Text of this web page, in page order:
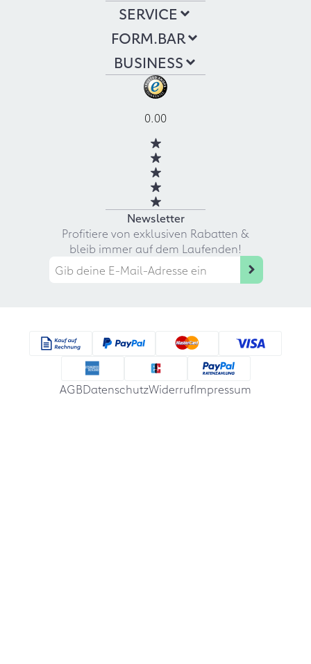
SERVICE
FORM.BAR
BUSINESS
0.00
Newsletter
Profitiere von exklusiven Rabatten &
bleib immer auf dem Laufenden!
AGBDatenschutzWiderrufImpressum